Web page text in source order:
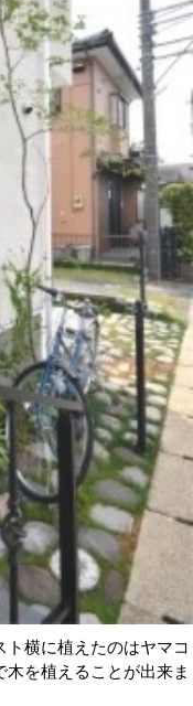
横に植えたのはヤマコ
を植えることが出来ま